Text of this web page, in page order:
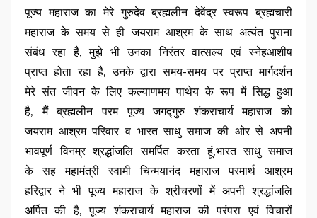
पूज्य महाराज का मेरे गुरुदेव ब्रह्मलीन देवेंद्र स्वरूप ब्रह्मचारी
महाराज के समय से ही जयराम आश्रम के साथ अत्यंत पुराना
संबंध रहा है, मुझे भी उनका निरंतर वात्सल्य एवं स्नेहआशीष
प्राप्त होता रहा है, उनके द्वारा समय-समय पर प्राप्त मार्गदर्शन
मेरे संत जीवन के लिए कल्याणमय पाथेय के रूप में सिद्ध हुआ
है, मैं ब्रह्मलीन परम पूज्य जगद्गुरु शंकराचार्य महाराज को
जयराम आश्रम परिवार व भारत साधु समाज की ओर से अपनी
भावपूर्ण विनम्र श्रद्धांजलि समर्पित करता हूं,भारत साधु समाज
के सह महामंत्री स्वामी चिन्मयानंद महाराज परमार्थ आश्रम
हरिद्वार ने भी पूज्य महाराज के श्रीचरणों में अपनी श्रद्धांजलि
अर्पित की है, पूज्य शंकराचार्य महाराज की परंपरा एवं विचारों